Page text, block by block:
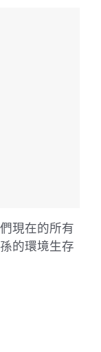
現在的所有
的環境生存